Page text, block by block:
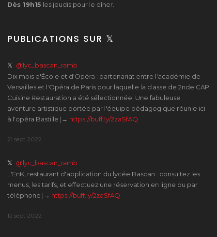
Dès 19h15 les jeudis pour le dîner.
PUBLICATIONS SUR 𝕏
𝕏
@lyc_bascan_ramb
Dix mois d'École et d'Opéra : partenariat entre l'académie de
Versailles et l'Opéra de Paris pour laquelle la classe de 2nde CAP
Cuisine Restauration a été sélectionnée. Une fabuleuse
aventure artistique portée par l'équipe pédagogique réunie ici
à l'opéra Bastille |→ https://buff.ly/2zaSfAQ
21 sept 2022
𝕏
@lyc_bascan_ramb
L'EnK, restaurant d'application du lycée Bascan : consultez les
menus, les tarifs, et effectuez une réservation en ligne ou par
téléphone |→ https://buff.ly/2zaSfAQ
12 sept 2022